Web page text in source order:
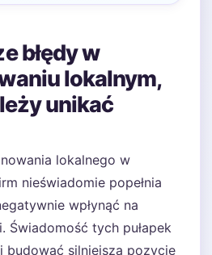
błędy w
lokalnym,
unikać
lokalnego w
nieświadomie popełnia
wpłynąć na
Świadomość tych pułapek
budować silniejszą pozycję